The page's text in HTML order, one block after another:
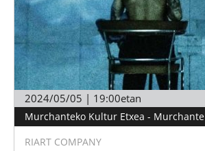
2024/05/05 | 19:00etan
Murchanteko Kultur Etxea - Murchante
RIART COMPANY